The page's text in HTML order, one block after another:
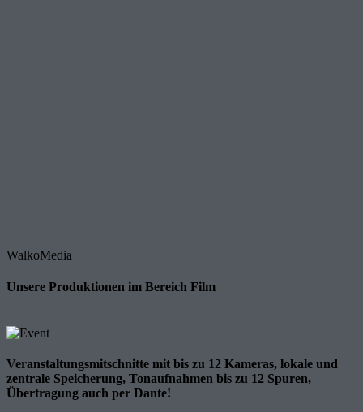
WalkoMedia
Unsere Produktionen im Bereich Film
Veranstaltungsmitschnitte mit bis zu 12 Kameras, lokale und
zentrale Speicherung, Tonaufnahmen bis zu 12 Spuren,
Übertragung auch per Dante!